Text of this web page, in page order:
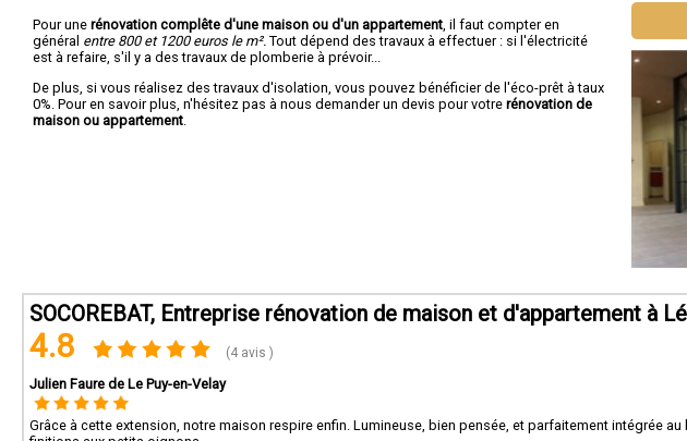
Pour une rénovation complête d'une maison ou d'un appartement , il faut compter en
général entre 800 et 1200 euros le m². Tout dépend des travaux à effectuer : si l'électricité
est à refaire, s'il y a des travaux de plomberie à prévoir...
De plus, si vous réalisez des travaux d'isolation, vous pouvez bénéficier de l'éco-prêt à taux
0%. Pour en savoir plus, n'hésitez pas à nous demander un devis pour votre rénovation de
maison ou appartement
SOCOREBAT, Entreprise rénovation de maison et d'appartement à
4.8 (4 avis )
Julien Faure de Le Puy-en-Velay
Grâce à cette extension, notre maison respire enfin. Lumineuse, bien pensée, et parfaitement intégrée